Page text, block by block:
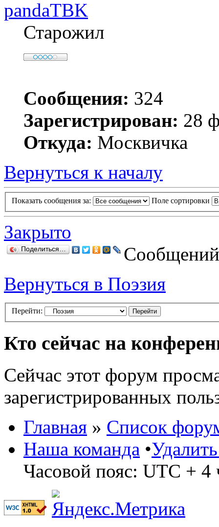
pandaTBK
Старожил
Сообщения: 324
Зарегистрирован: 28
Откуда: Москвичка
Вернуться к началу
Показать сообщения за: Поле сортировки
Закрыто
Поделиться…
Вернуться в Поэзия
Перейти:
Кто сейчас на
Сейчас этот форум
зарегистрированных
Главная » Список
Наша команда •
Часовой пояс: UTC + 4